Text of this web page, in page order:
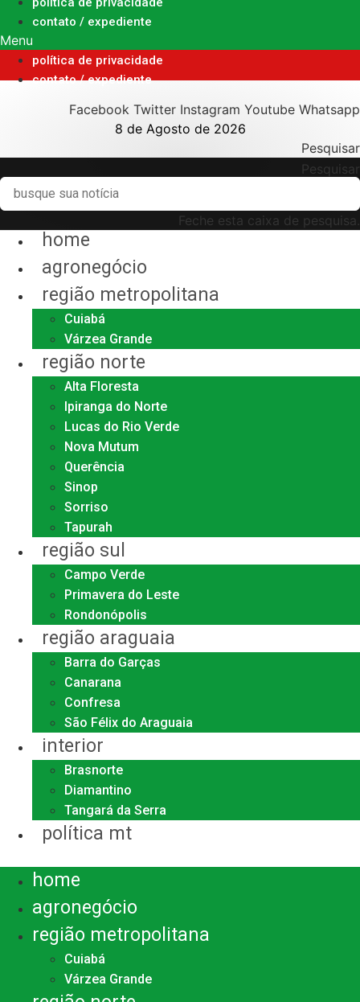
para
o
conteúdo
contato / expediente
Menu
política de privacidade
contato / expediente
Facebook Twitter Instagram Youtube Whatsapp
8 de Agosto de 2026
Pesquisar
Pesquisar
Feche esta caixa de pesquisa.
home
agronegócio
região metropolitana
Cuiabá
Várzea Grande
região norte
Alta Floresta
Ipiranga do Norte
Lucas do Rio Verde
Nova Mutum
Querência
Sinop
Sorriso
Tapurah
região sul
Campo Verde
Primavera do Leste
Rondonópolis
região araguaia
Barra do Garças
Canarana
Confresa
São Félix do Araguaia
interior
Brasnorte
Diamantino
Tangará da Serra
política mt
home
agronegócio
região metropolitana
Cuiabá
Várzea Grande